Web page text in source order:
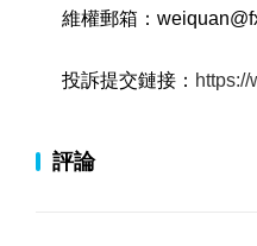
維權郵箱：
投訴提交鏈接：
評論